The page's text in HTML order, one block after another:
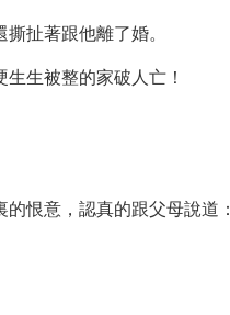
扯著跟他離了婚。
生被整的家破人亡！
恨意，認真的跟父母說道：